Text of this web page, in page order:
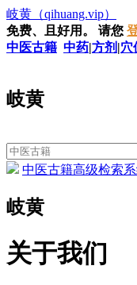
岐黄 （qihuang.vip）
免费、且好用。
请您
中医古籍 中药|方剂 |穴
岐黄
中医古籍高级检索系
岐黄
关于我们